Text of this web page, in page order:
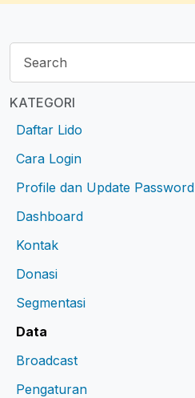
KATEGORI
Daftar Lido
Cara Login
Profile dan Update Password
Dashboard
Kontak
Donasi
Segmentasi
Data
Broadcast
Pengaturan